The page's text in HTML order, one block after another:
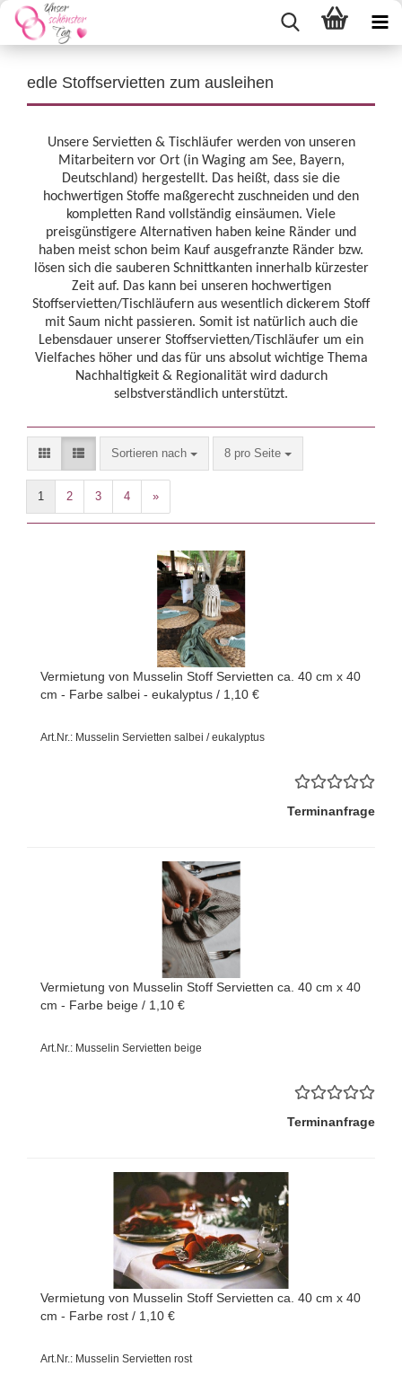
edle Stoffservietten zum ausleihen
Unsere Servietten & Tischläufer werden von unseren
Mitarbeitern vor Ort (in Waging am See, Bayern,
Deutschland) hergestellt. Das heißt, dass sie die
hochwertigen Stoffe maßgerecht zuschneiden und den
kompletten Rand vollständig einsäumen. Viele
preisgünstigere Alternativen haben keine Ränder und
haben meist schon beim Kauf ausgefranzte Ränder bzw.
lösen sich die sauberen Schnittkanten innerhalb kürzester
Zeit auf. Das kann bei unseren hochwertigen
Stoffservietten/Tischläufern aus wesentlich dickerem Stoff
mit Saum nicht passieren. Somit ist natürlich auch die
Lebensdauer unserer Stoffservietten/Tischläufer um ein
Vielfaches höher und das für uns absolut wichtige Thema
Nachhaltigkeit & Regionalität wird dadurch
selbstverständlich unterstützt.
Sortieren nach
Sortieren nach 8 pro Seite
pro Seite
1 2 3 4 »
Vermietung von Musselin Stoff Servietten ca. 40 cm x 40
cm - Farbe salbei - eukalyptus / 1,10 €
Art.Nr.: Musselin Servietten salbei / eukalyptus
Terminanfrage
Vermietung von Musselin Stoff Servietten ca. 40 cm x 40
cm - Farbe beige / 1,10 €
Art.Nr.: Musselin Servietten beige
Terminanfrage
Vermietung von Musselin Stoff Servietten ca. 40 cm x 40
cm - Farbe rost / 1,10 €
Art.Nr.: Musselin Servietten rost